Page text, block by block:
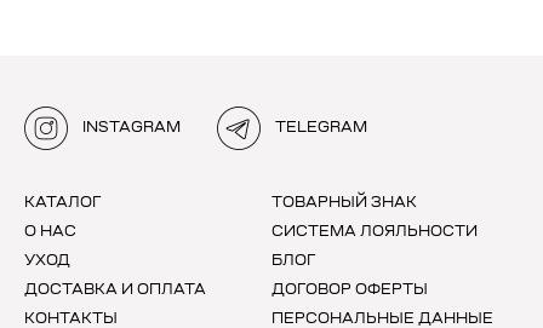
INSTAGRAM TELEGRAM
КАТАЛОГ
О НАС
УХОД
ДОСТАВКА И ОПЛАТА
КОНТАКТЫ
ТОВАРНЫЙ ЗНАК
СИСТЕМА ЛОЯЛЬНОСТИ
БЛОГ
ДОГОВОР ОФЕРТЫ
ПЕРСОНАЛЬНЫЕ ДАННЫЕ